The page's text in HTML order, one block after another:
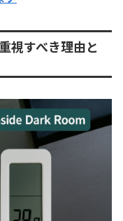
視すべき理由と